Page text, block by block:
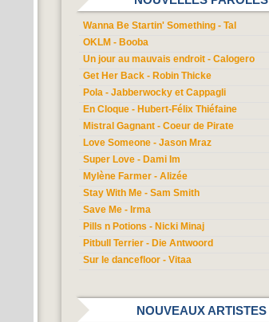
Wanna Be Startin' Something - Tal
OKLM - Booba
Un jour au mauvais endroit - Calogero
Get Her Back - Robin Thicke
Pola - Jabberwocky et Cappagli
En Cloque - Hubert-Félix Thiéfaine
Mistral Gagnant - Coeur de Pirate
Love Someone - Jason Mraz
Super Love - Dami Im
Mylène Farmer - Alizée
Stay With Me - Sam Smith
Save Me - Irma
Pills n Potions - Nicki Minaj
Pitbull Terrier - Die Antwoord
Sur le dancefloor - Vitaa
NOUVEAUX ARTISTES